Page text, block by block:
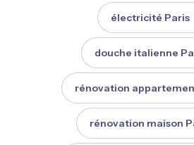
électricité Paris
douche italienne
rénovation
rénovation maison